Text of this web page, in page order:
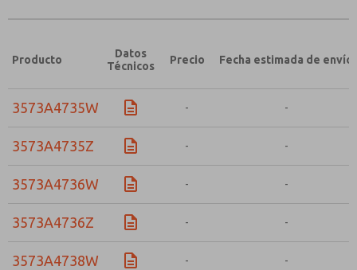
Producto
Datos
Técnicos
Precio Fecha estimada de envío
3573A4735W - -
3573A4735Z - -
3573A4736W - -
3573A4736Z - -
3573A4738W - -